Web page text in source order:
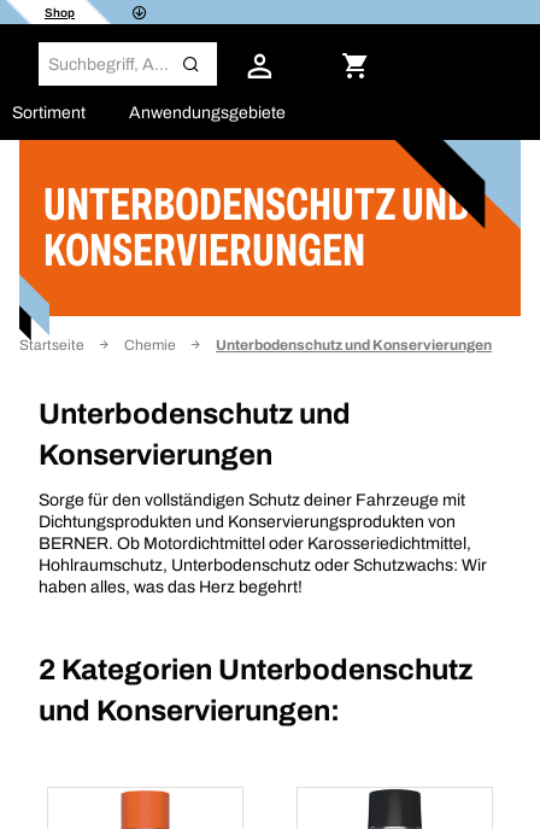
Shop
Sortiment Anwendungsgebiete
UNTERBODENSCHUTZ UND
KONSERVIERUNGEN
Startseite Chemie Unterbodenschutz und Konservierungen
Unterbodenschutz und
Konservierungen
Sorge für den vollständigen Schutz deiner Fahrzeuge mit
Dichtungsprodukten und Konservierungsprodukten von
BERNER. Ob Motordichtmittel oder Karosseriedichtmittel,
Hohlraumschutz, Unterbodenschutz oder Schutzwachs: Wir
haben alles, was das Herz begehrt!
2 Kategorien Unterbodenschutz
und Konservierungen:
Filter